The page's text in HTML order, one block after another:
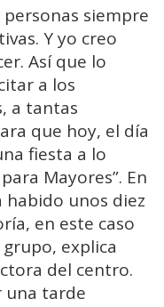
personas siempre
Y yo creo
Así que lo
a los
a tantas
que hoy, el día
fiesta a lo
Mayores”. En
habido unos diez
en este caso
explica
del centro.
una tarde